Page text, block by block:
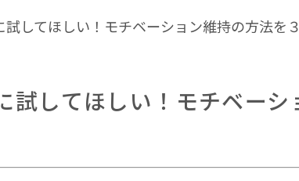
してほしい！モチベーション維持の方法を
試してほしい！モチベーシ